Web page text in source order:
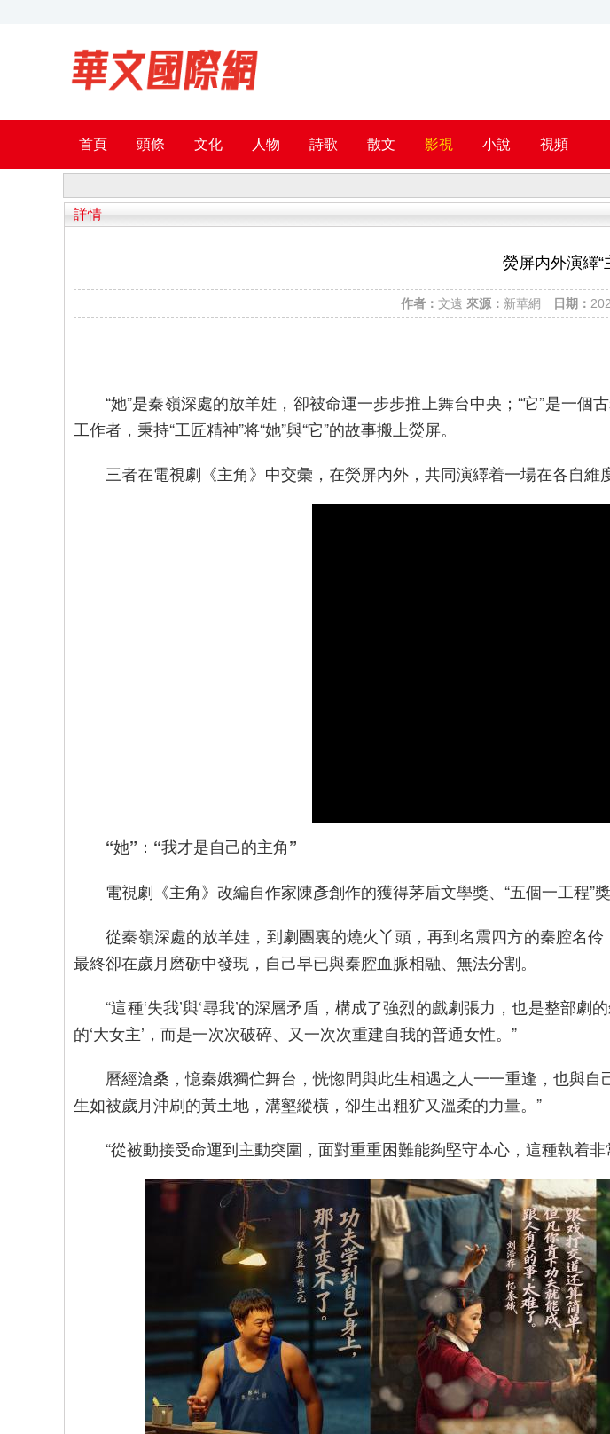
首頁 頭條 文化 人物 詩歌 散文 影視 小說 視頻
詳情
熒屏内外演繹“
作者： 文遠 來源： 新華網 日期：
“她”是秦嶺深處的放羊娃，卻被命運一步步推上舞台中央；“它”是一個
工作者，秉持“工匠精神”将“她”與“它”的故事搬上熒屏。
三者在電視劇《主角》中交彙，在熒屏内外，共同演繹着一場在各自維度
“她”：“我才是自己的主角”
電視劇《主角》改編自作家陳彥創作的獲得茅盾文學獎、“五個一工程”
從秦嶺深處的放羊娃，到劇團裏的燒火丫頭，再到名震四方的秦腔名伶
最終卻在歲月磨砺中發現，自己早已與秦腔血脈相融、無法分割。
“這種‘失我’與‘尋我’的深層矛盾，構成了強烈的戲劇張力，也是整部劇
的‘大女主’，而是一次次破碎、又一次次重建自我的普通女性。”
曆經滄桑，憶秦娥獨伫舞台，恍惚間與此生相遇之人一一重逢，也與自
生如被歲月沖刷的黃土地，溝壑縱橫，卻生出粗犷又溫柔的力量。”
“從被動接受命運到主動突圍，面對重重困難能夠堅守本心，這種執着非